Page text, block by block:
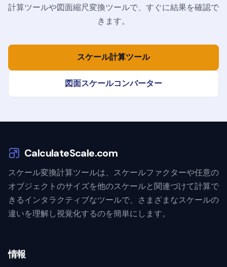
計算ツールや図面縮尺変換ツールで、すぐに結果を確認で
きます。
スケール計算ツール
図面スケールコンバーター
CalculateScale.com
スケール変換計算ツールは、スケールファクターや任意の
オブジェクトのサイズを他のスケールと関連づけて計算で
きるインタラクティブなツールで、さまざまなスケールの
違いを理解し視覚化するのを簡単にします。
情報